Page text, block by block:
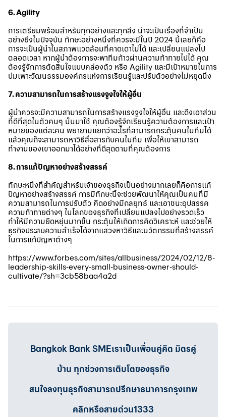
6. Agility
การเตรียมพร้อมสำหรับทุกอย่างและทุกสิ่ง น่าจะเป็นเรื่องที่จำเป็น
อย่างยิ่งในปัจจุบัน ทักษะอย่างหนึ่งที่ควรจะมีในปี 2024 นี้เลยก็คือ
การจะเป็นผู้นำในสภาพแวดล้อมที่คาดเดาไม่ได้ และเปลี่ยนแปลงไป
ตลอดเวลา หากผู้นำต้องการจะพาทีมก้าวผ่านความท้าทายไปได้ คุณ
ต้องรู้จักการตัดสินใจแบบคล่องตัว หรือ Agility และมีเป้าหมายในการ
บ่มเพาะวัฒนธรรมองค์กรแห่งการเรียนรู้และปรับตัวอย่างไม่หยุดนิ่ง
7. ความสามารถในการสร้างแรงจูงใจให้ผู้อื่น
ผู้นำควรจะมีความสามารถในการสร้างแรงจูงใจให้ผู้อื่น และดึงเอาส่วน
ที่ดีที่สุดในตัวคนๆ นั้นมาใช้ คุณต้องรู้จักเรียนรู้ความต้องการและเป้า
หมายของแต่ละคน พยายามแยกว่าอะไรที่สามารถกระตุ้นคนในทีมได้
แล้วคุณก็จะสามารถหาวิธีสื่อสารกับคนในทีม เพื่อให้เขาสามารถ
ทำงานของเขาออกมาได้อย่างที่ดีสุดตามที่คุณต้องการ
8. การแก้ปัญหาอย่างสร้างสรรค์
ทักษะหนึ่งที่สำคัญสำหรับเจ้าของธุรกิจเป็นอย่างมากเลยก็คือการแก้
ปัญหาอย่างสร้างสรรค์ การมีทักษะนี้จะช่วยพัฒนาให้คุณเป็นคนที่มี
ความสามารถในการปรับตัว คิดอย่างมีกลยุทธ์ และเอาชนะอุปสรรค
ความท้าทายต่างๆ ในโลกของธุรกิจที่เปลี่ยนแปลงไปอย่างรวดเร็ว
ทำให้มีความยืดหยุ่นมากขึ้น กระตุ้นให้เกิดการคิดวิเคราะห์ และช่วยให้
ธุรกิจประสบความสำเร็จได้จากแสวงหาวิธีและนวัตกรรมที่สร้างสรรค์
ในการแก้ปัญหาต่างๆ
https://www.forbes.com/sites/allbusiness/2024/02/12/8-
leadership-skills-every-small-business-owner-should-
cultivate/?sh=3cb58baa4a2d
Bangkok Bank SMEเราเป็นเพื่อนคู่คิด มิตรคู่
บ้าน ทุกช่วงการเติบโตของธุรกิจ
สนใจลงทุนธุรกิจสามารถปรึกษาธนาคารกรุงเทพ
คลิกหรือสายด่วน1333